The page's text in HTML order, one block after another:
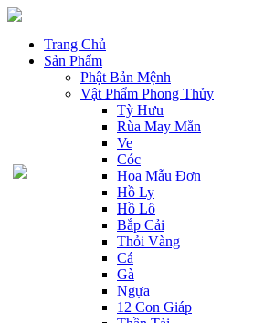
Trang Chủ
Sản Phẩm
Phật Bản Mệnh
Vật Phẩm Phong Thủy
Tỳ Hưu
Rùa May Mắn
Ve
Cóc
Hoa Mẫu Đơn
Hồ Ly
Hồ Lô
Bắp Cải
Thỏi Vàng
Cá
Gà
Ngựa
12 Con Giáp